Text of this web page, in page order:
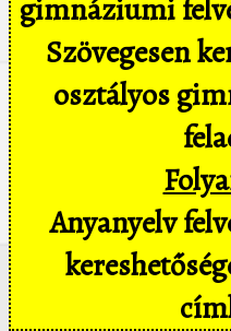
gimnáziumi
Szövegesen
osztályos
Anyanyelv